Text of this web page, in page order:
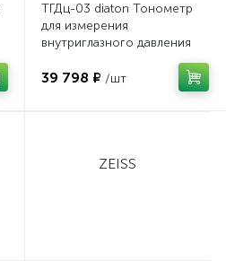
ТГДц-03 diaton Тонометр
для измерения
внутриглазного давления
методом
39 798 ₽ /шт
ZEISS